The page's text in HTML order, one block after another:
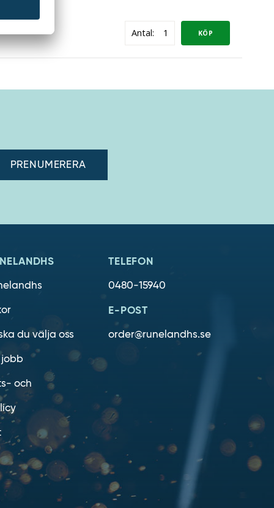
Antal:
du välja oss
och
TELEFON
0480-15940
E-POST
order@runelandhs.se